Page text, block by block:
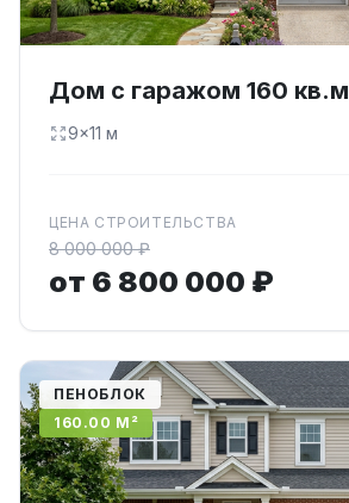
Дом с гаражом 160 кв.м
9×11 м
ЦЕНА СТРОИТЕЛЬСТВА
8 000 000 ₽
от 6 800 000 ₽
ПЕНОБЛОК
160.00 М²